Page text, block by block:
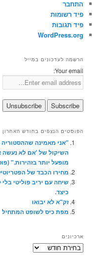
התחבר
פיד רשומות
פיד תגובות
WordPress.org
הרשמה לעדכונים במייל
Your email:
הפוסטים הנצפים בחודש האחרון
"אני מאמינה
השיקול של 'אם לא נעשה
מופעל יותר בזהירות."
מחירו הכבד של
שיחה עם יריב פוליטי
כיצד.
זק"א לא יבואו
מפת כיס לשופט המתחיל
ארכיונים
ארכיונים